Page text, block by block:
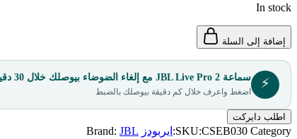
In stock
إضافة إلى السلة
⚡ سماعة JBL Live Pro 2 مع إلغاء الضوضاء بيوصلك خلال 30 دقيقة
اضغط واعرف خلال كم دقيقة بيوصلك بالضبط
اطلب دايركت
SKU:CSEB030 Category: ايربودز Brand: JBL